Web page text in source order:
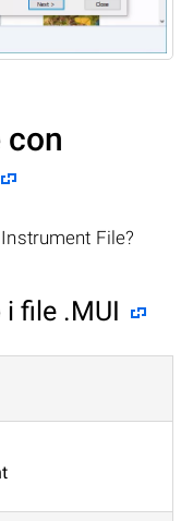
con
File?
file .MUI